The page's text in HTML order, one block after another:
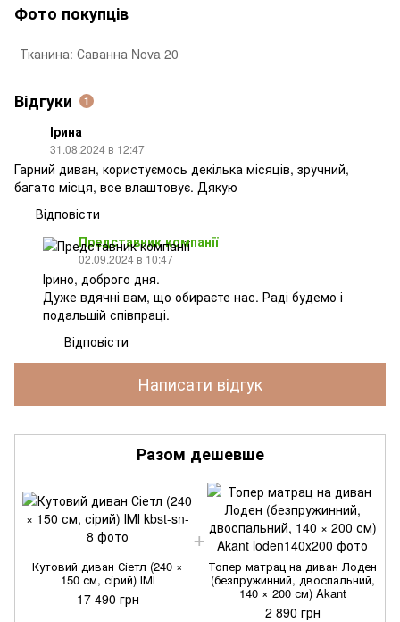
Фото покупців
Тканина: Саванна Nova 20
Відгуки 1
Ірина
31.08.2024 в 12:47
Гарний диван, користуємось декілька місяців, зручний,
багато місця, все влаштовує. Дякую
Відповісти
Представник компанії
02.09.2024 в 10:47
Ірино, доброго дня.
Дуже вдячні вам, що обираєте нас. Раді будемо і
подальшій співпраці.
Відповісти
Написати відгук
Разом дешевше
Кутовий диван Сіетл (240 ×
150 см, сірий) ІМІ
17 490 грн
Топер матрац на диван Лоден
(безпружинний, двоспальний,
140 × 200 см) Akant
2 890 грн